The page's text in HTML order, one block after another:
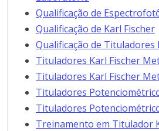
Qualificação de
Qualificação de Karl Fischer
Qualificação de
Tituladores Karl Fischer
Tituladores Karl Fischer
Tituladores
Tituladores
Treinamento em Titulador